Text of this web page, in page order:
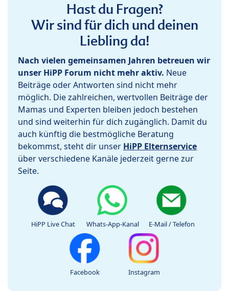
Hast du Fragen?
Wir sind für dich und deinen
Liebling da!
Nach vielen gemeinsamen Jahren betreuen wir
unser HiPP Forum nicht mehr aktiv. Neue
Beiträge oder Antworten sind nicht mehr
möglich. Die zahlreichen, wertvollen Beiträge der
Mamas und Experten bleiben jedoch bestehen
und sind weiterhin für dich zugänglich. Damit du
auch künftig die bestmögliche Beratung
bekommst, steht dir unser HiPP Elternservice
über verschiedene Kanäle jederzeit gerne zur
Seite.
HiPP Live Chat Whats-App-Kanal E-Mail / Telefon
Facebook Instagram